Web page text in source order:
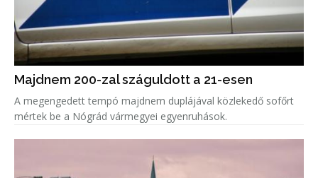
Majdnem 200-zal száguldott a 21-esen
A megengedett tempó majdnem duplájával közlekedő sofőrt
mértek be a Nógrád vármegyei egyenruhások.